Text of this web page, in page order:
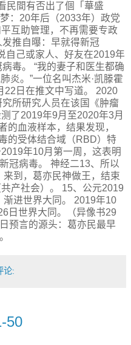
民間有否出了個「華盛
：20年后（2033年）政党
互助管理，不再需要专政
推自曝：早就得新冠
己或家人、好友在2019年
毒。 “我的妻子和医生都确
炎。”一位名叫杰米·凯滕霍
22日在推文中写道。 2020
所研究人员在该国《肿瘤
了2019年9月至2020年3月
的血液样本，结果发现，
的受体结合域（RBD）特
年10月第一周，这表明
冠病毒。 神经二13、所以
到，葛亦民神做王，结束
产社会）。 15、公元2019
进世界大同。 2019年10
日世界大同。（异像书29
预言的源头：葛亦民最早
论:
50